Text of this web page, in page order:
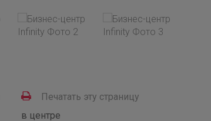
Печатать эту страницу
в центре